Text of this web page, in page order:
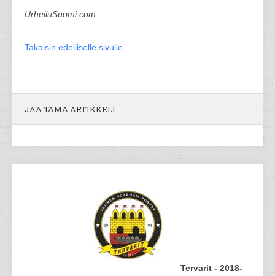
UrheiluSuomi.com
Takaisin edelliselle sivulle
JAA TÄMÄ ARTIKKELI
Tervarit - 2018-